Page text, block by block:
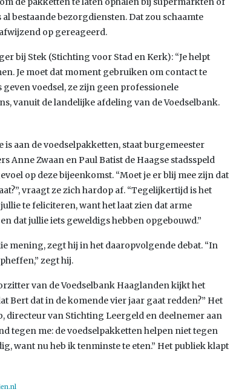
bestaande bezorgdiensten. Dat zou schaamte
op gereageerd.
bij Stek (Stichting voor Stad en Kerk): “Je helpt
Je moet dat moment gebruiken om contact te
voedsel, ze zijn geen professionele
vanuit de landelijke afdeling van de Voedselbank.
is aan de voedselpakketten, staat burgemeester
Anne Zwaan en Paul Batist de Haagse stadsspeld
op deze bijeenkomst. “Moet je er blij mee zijn dat
vraagt ze zich hardop af. “Tegelijkertijd is het
te feliciteren, want het laat zien dat arme
dat jullie iets geweldigs hebben opgebouwd.”
mening, zegt hij in het daaropvolgende debat. “In
zegt hij.
van de Voedselbank Haaglanden kijkt het
Bert dat in de komende vier jaar gaat redden?” Het
directeur van Stichting Leergeld en deelnemer aan
tegen me: de voedselpakketten helpen niet tegen
want nu heb ik tenminste te eten.” Het publiek klapt